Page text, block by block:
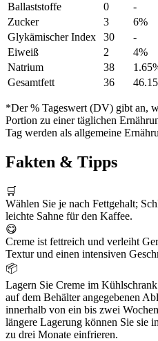
Ballaststoffe
0
-
Zucker
3
6%
Glykämischer Index
30
-
Eiweiß
2
4%
Natrium
38
Gesamtfett
36
*Der % Tageswert (DV) gibt an,
Portion zu einer täglichen
Tag werden als allgemeine
Fakten & Tipps
🛒
Wählen Sie je nach Fettgehalt;
leichte Sahne für den Kaffee.
😋
Creme ist fettreich und verleiht
Textur und einen intensiven
📦
Lagern Sie Creme im
auf dem Behälter angegebenen
innerhalb von ein bis zwei
längere Lagerung können Sie sie
zu drei Monate einfrieren.